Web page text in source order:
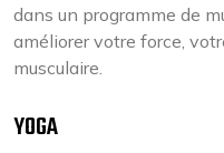
dans un programme de
améliorer votre force,
musculaire.
YOGA